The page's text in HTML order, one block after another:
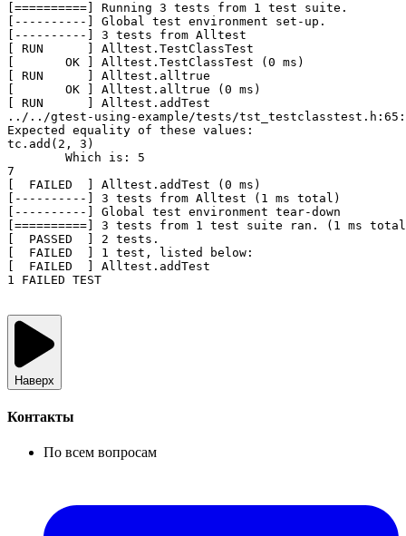
[==========] Running 3 tests from 1 test suite.
[----------] Global test environment set-up.
[----------] 3 tests from Alltest
[ RUN      ] Alltest.TestClassTest
[       OK ] Alltest.TestClassTest (0 ms)
[ RUN      ] Alltest.alltrue
[       OK ] Alltest.alltrue (0 ms)
[ RUN      ] Alltest.addTest
../../gtest-using-example/tests/
Expected equality of these values:
tc.add(2, 3)
7
[  FAILED  ] Alltest.addTest (0 ms)
[----------] 3 tests from Alltest (1 ms total)
[----------] Global test environment tear-down
[==========] 3 tests from 1 test suite ran. (1 ms
[  PASSED  ] 2 tests.
[  FAILED  ] 1 test, listed below:
[  FAILED  ] Alltest.addTest
Наверх
Контакты
По всем вопросам